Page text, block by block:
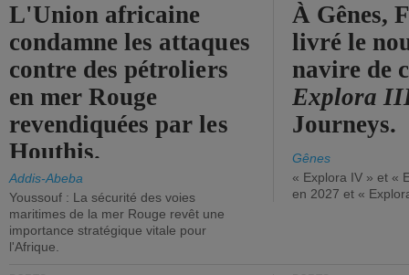
L'Union africaine
condamne les attaques
contre des pétroliers
en mer Rouge
revendiquées par les
Houthis.
Addis-Abeba
Youssouf : La sécurité des voies
maritimes de la mer Rouge revêt une
importance stratégique vitale pour
l'Afrique.
À Gênes,
livré le
navire de
Explora
Journeys.
Gênes
« Explora IV » et «
en 2027 et «